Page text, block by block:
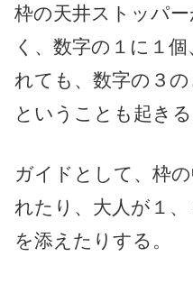
枠の天井ストッパ
く、数字の１に１
れても、数字の３
ということも起きる
ガイドとして、枠
れたり、大人が１
を添えたりする。